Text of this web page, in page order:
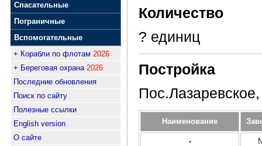
Спасательные
Пограничные
Вспомогательные
+ Корабли по флотам 2026
+ Береговая охрана 2026
Последние обновления
Поиск по сайту
Полезные ссылки
English version
О сайте
Количество
? единиц
Постройка
Наименование
-